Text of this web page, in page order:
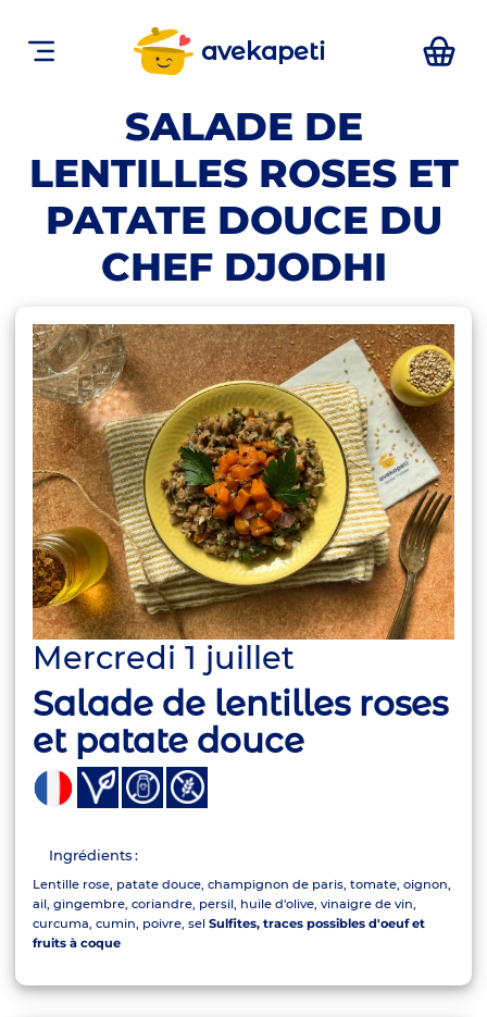
avekapeti
SALADE DE
LENTILLES ROSES ET
PATATE DOUCE DU
CHEF DJODHI
Mercredi 1 juillet
Salade de lentilles roses
et patate douce
Ingrédients :
Lentille rose, patate douce, champignon de paris, tomate, oignon,
ail, gingembre, coriandre, persil, huile d'olive, vinaigre de vin,
curcuma, cumin, poivre, selSulfites, traces possibles d'oeuf et
fruits à coque